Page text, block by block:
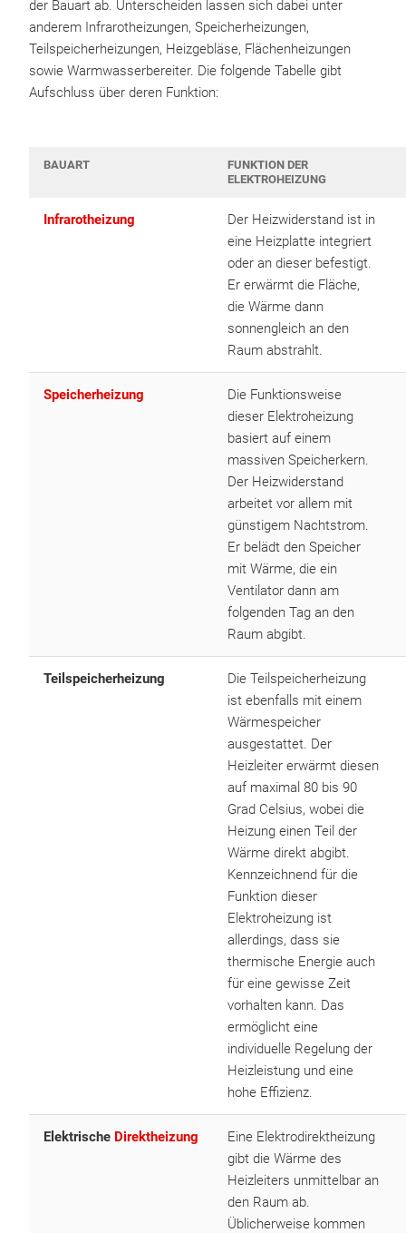
der Bauart ab. Unterscheiden lassen sich dabei unter
anderem Infrarotheizungen, Speicherheizungen,
Teilspeicherheizungen, Heizgebläse, Flächenheizungen
sowie Warmwasserbereiter. Die folgende Tabelle gibt
Aufschluss über deren Funktion:
BAUART
FUNKTION DER
ELEKTROHEIZUNG
Infrarotheizung
Der Heizwiderstand ist in
eine Heizplatte integriert
oder an dieser befestigt.
Er erwärmt die Fläche,
die Wärme dann
sonnengleich an den
Raum abstrahlt.
Speicherheizung
Die Funktionsweise
dieser Elektroheizung
basiert auf einem
massiven Speicherkern.
Der Heizwiderstand
arbeitet vor allem mit
günstigem Nachtstrom.
Er belädt den Speicher
mit Wärme, die ein
Ventilator dann am
folgenden Tag an den
Raum abgibt.
Teilspeicherheizung
Die Teilspeicherheizung
ist ebenfalls mit einem
Wärmespeicher
ausgestattet. Der
Heizleiter erwärmt diesen
auf maximal 80 bis 90
Grad Celsius, wobei die
Heizung einen Teil der
Wärme direkt abgibt.
Kennzeichnend für die
Funktion dieser
Elektroheizung ist
allerdings, dass sie
thermische Energie auch
für eine gewisse Zeit
vorhalten kann. Das
ermöglicht eine
individuelle Regelung der
Heizleistung und eine
hohe Effizienz.
Elektrische Direktheizung
Eine Elektrodirektheizung
gibt die Wärme des
Heizleiters unmittelbar an
den Raum ab.
Üblicherweise kommen